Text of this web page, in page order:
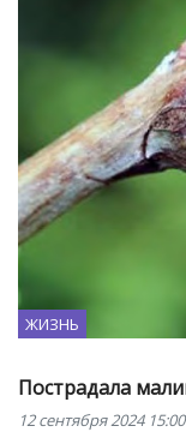
ЖИЗНЬ
Пострадала
12 сентября 2024 15:00